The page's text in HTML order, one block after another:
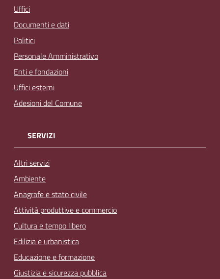
Uffici
Documenti e dati
Politici
Personale Amministrativo
Enti e fondazioni
Uffici esterni
Adesioni del Comune
SERVIZI
Altri servizi
Ambiente
Anagrafe e stato civile
Attività produttive e commercio
Cultura e tempo libero
Edilizia e urbanistica
Educazione e formazione
Giustizia e sicurezza pubblica